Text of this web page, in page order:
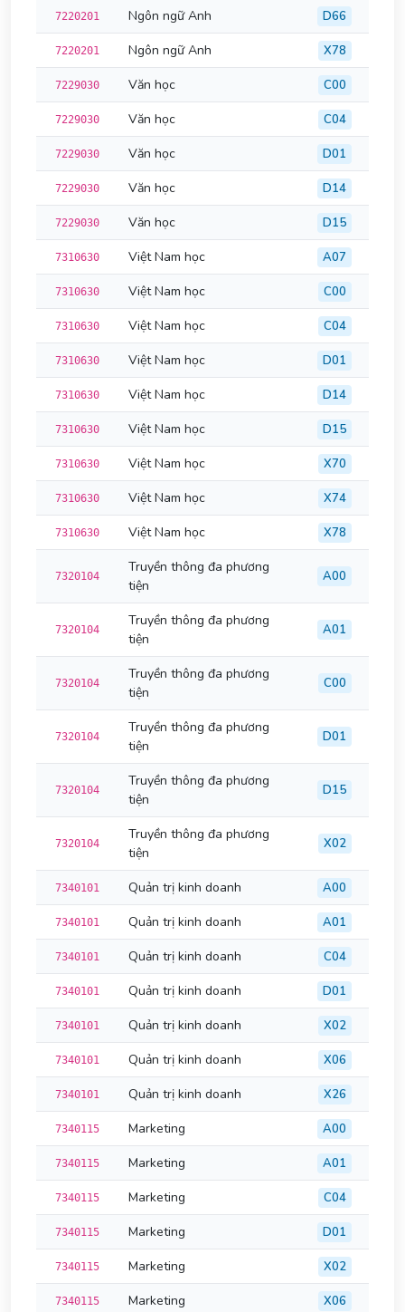
7220201 Ngôn ngữ Anh D66
7220201 Ngôn ngữ Anh X78
7229030 Văn học C00
7229030 Văn học C04
7229030 Văn học D01
7229030 Văn học D14
7229030 Văn học D15
7310630 Việt Nam học A07
7310630 Việt Nam học C00
7310630 Việt Nam học C04
7310630 Việt Nam học D01
7310630 Việt Nam học D14
7310630 Việt Nam học D15
7310630 Việt Nam học X70
7310630 Việt Nam học X74
7310630 Việt Nam học X78
7320104
Truyền thông đa phương
tiện
A00
7320104
Truyền thông đa phương
tiện
A01
7320104
Truyền thông đa phương
tiện
C00
7320104
Truyền thông đa phương
tiện
D01
7320104
Truyền thông đa phương
tiện
D15
7320104
Truyền thông đa phương
tiện
X02
7340101 Quản trị kinh doanh A00
7340101 Quản trị kinh doanh A01
7340101 Quản trị kinh doanh C04
7340101 Quản trị kinh doanh D01
7340101 Quản trị kinh doanh X02
7340101 Quản trị kinh doanh X06
7340101 Quản trị kinh doanh X26
7340115 Marketing A00
7340115 Marketing A01
7340115 Marketing C04
7340115 Marketing D01
7340115 Marketing X02
7340115 Marketing X06